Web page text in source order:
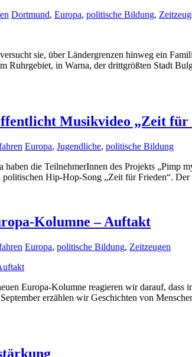
Dortmund, Europa, politische Bildung,
sie, über Ländergrenzen hinweg ein
in Warna, der drittgrößten Stadt
Musikvideo „Zeit für
Europa, Jugendliche, politische Bildung
die TeilnehmerInnen des Projekts „Pimp
Hip-Hop-Song „Zeit für Frieden“.
Kolumne – Auftakt
Europa, politische Bildung, Zeitzeugen
Europa-Kolumne reagieren wir darauf,
erzählen wir Geschichten von